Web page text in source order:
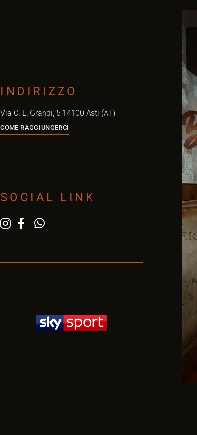
INDIRIZZO
Via C. L. Grandi, 5 14100 Asti (AT)
COME RAGGIUNGERCI
SOCIAL LINK